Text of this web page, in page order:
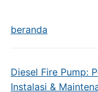
beranda
Diesel Fire Pump:
Instalasi &